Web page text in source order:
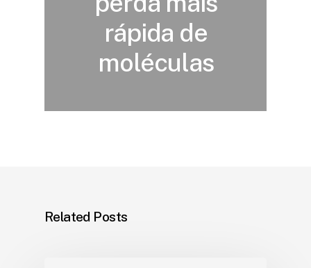
rápida de
moléculas
Related Posts